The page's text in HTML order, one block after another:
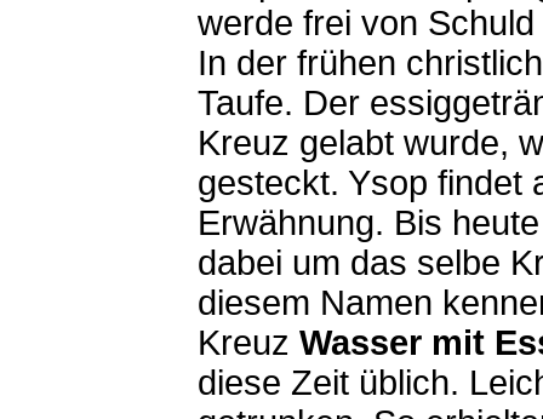
werde frei von
In der frühen
Taufe. Der
Kreuz gelabt wurde,
gesteckt. Ysop findet
Erwähnung. Bis
dabei um das selbe
diesem Namen
Kreuz Wasser mit
diese Zeit üblich.